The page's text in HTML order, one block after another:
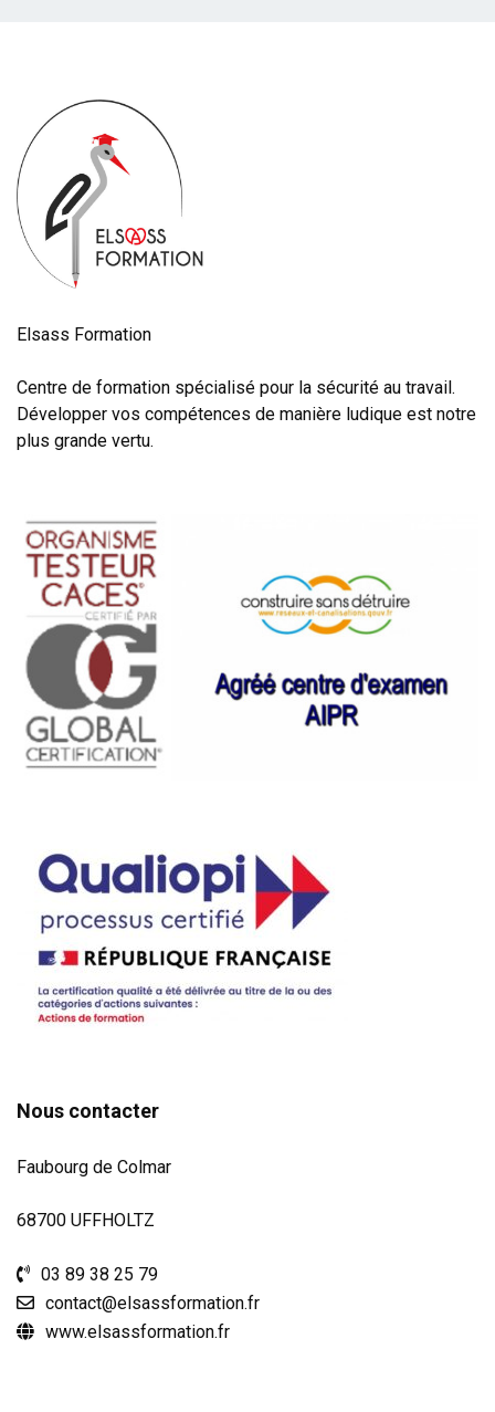
Elsass Formation
Centre de formation spécialisé pour la sécurité au travail.
Développer vos compétences de manière ludique est notre
plus grande vertu.
Nous contacter
Faubourg de Colmar
68700 UFFHOLTZ
03 89 38 25 79
contact@elsassformation.fr
www.elsassformation.fr